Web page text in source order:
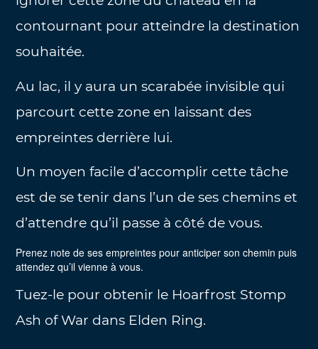
contournant pour atteindre la destination
souhaitée.
Au lac, il y aura un scarabée invisible qui
parcourt cette zone en laissant des
empreintes derrière lui.
Un moyen facile d’accomplir cette tâche
est de se tenir dans l’un de ses chemins et
d’attendre qu’il passe à côté de vous.
Prenez note de ses empreintes pour anticiper son chemin puis
attendez qu’il vienne à vous.
Tuez-le pour obtenir le Hoarfrost Stomp
Ash of War dans Elden Ring.